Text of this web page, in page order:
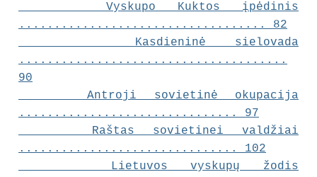
Vyskupo Kuktos įpėdinis
................................... 82
Kasdieninė sielovada
......................................
90
Antroji sovietinė okupacija
............................... 97
Raštas sovietinei valdžiai
............................... 102
Lietuvos vyskupų žodis